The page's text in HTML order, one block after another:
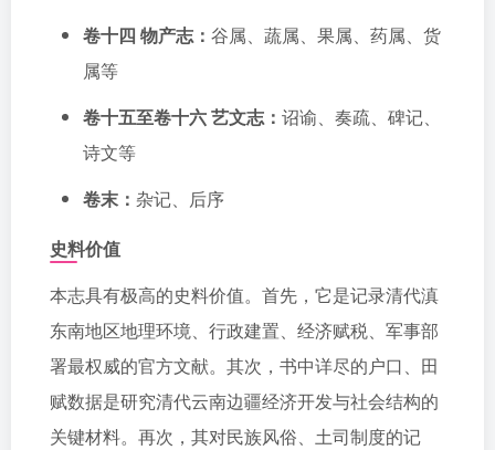
卷十四 物产志： 谷属、蔬属、果属、药属、货
属等
卷十五至卷十六 艺文志： 诏谕、奏疏、碑记、
诗文等
卷末： 杂记、后序
史料价值
本志具有极高的史料价值。首先，它是记录清代滇
东南地区地理环境、行政建置、经济赋税、军事部
署最权威的官方文献。其次，书中详尽的户口、田
赋数据是研究清代云南边疆经济开发与社会结构的
关键材料。再次，其对民族风俗、土司制度的记